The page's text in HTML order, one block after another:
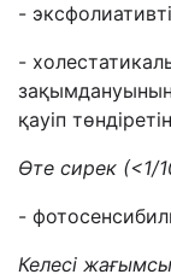
-
-
қауіп
Өте сирек (<1/
-
Келесі